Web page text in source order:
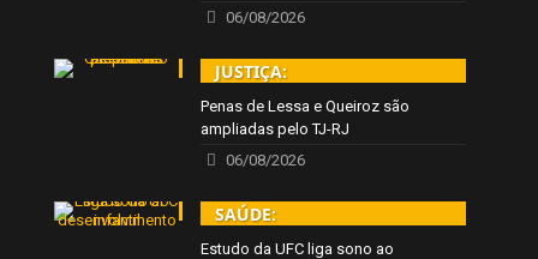
06/08/2026
JUSTIÇA:
Penas de Lessa e Queiroz são
ampliadas pelo TJ-RJ
06/08/2026
SAÚDE:
Estudo da UFC liga sono ao